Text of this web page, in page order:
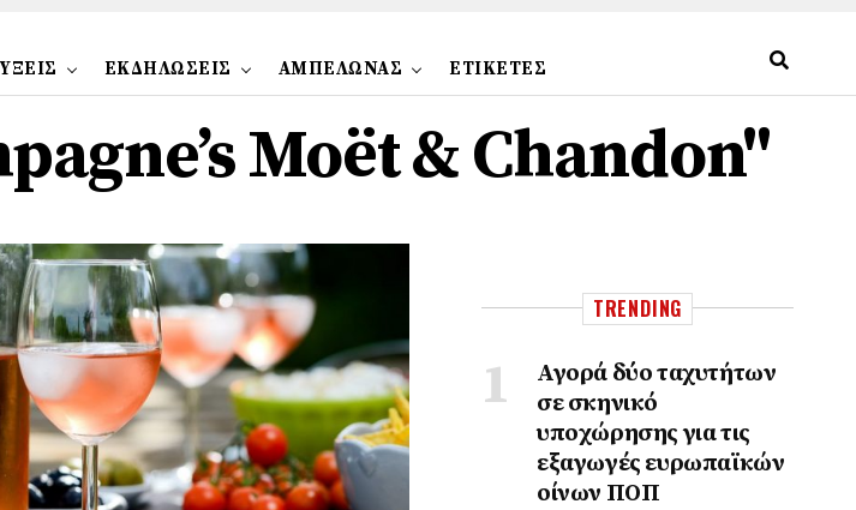
ΕΚΔΗΛΩΣΕΙΣ ΑΜΠΕΛΩΝΑΣ ΕΤΙΚΕΤΕΣ
Moët & Chandon"
TRENDING
Αγορά δύο ταχυτήτων
σε σκηνικό
υποχώρησης για τις
εξαγωγές ευρωπαϊκών
οίνων ΠΟΠ